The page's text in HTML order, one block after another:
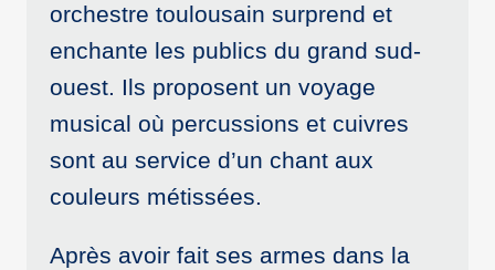
orchestre toulousain surprend et
enchante les publics du grand sud-
ouest. Ils proposent un voyage
musical où percussions et cuivres
sont au service d’un chant aux
couleurs métissées.
Après avoir fait ses armes dans la